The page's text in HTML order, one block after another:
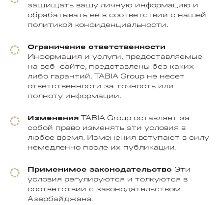
защищать вашу личную информацию и
обрабатывать её в соответствии с нашей
политикой конфиденциальности.
Ограничение ответственности
Информация и услуги, предоставляемые
на веб-сайте, представлены без каких-
либо гарантий. TABIA Group не несет
ответственности за точность или
полноту информации.
Изменения TABIA Group оставляет за
собой право изменять эти условия в
любое время. Изменения вступают в силу
немедленно после их публикации.
Применимое законодательство Эти
условия регулируются и толкуются в
соответствии с законодательством
Азербайджана.